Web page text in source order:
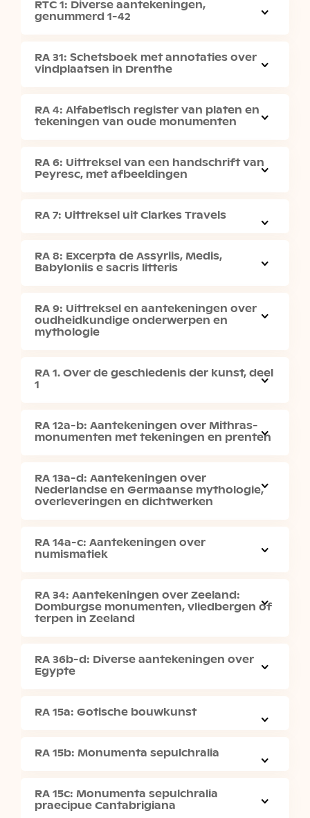
RTC 1: Diverse aantekeningen,
genummerd 1-42
RA 31: Schetsboek met annotaties over
vindplaatsen in Drenthe
RA 4: Alfabetisch register van platen en
tekeningen van oude monumenten
RA 6: Uittreksel van een handschrift van
Peyresc, met afbeeldingen
RA 7: Uittreksel uit Clarkes Travels
RA 8: Excerpta de Assyriis, Medis,
Babyloniis e sacris litteris
RA 9: Uittreksel en aantekeningen over
oudheidkundige onderwerpen en
mythologie
RA 1. Over de geschiedenis der kunst, deel
1
RA 12a-b: Aantekeningen over Mithras-
monumenten met tekeningen en prenten
RA 13a-d: Aantekeningen over
Nederlandse en Germaanse mythologie,
overleveringen en dichtwerken
RA 14a-c: Aantekeningen over
numismatiek
RA 34: Aantekeningen over Zeeland:
Domburgse monumenten, vliedbergen of
terpen in Zeeland
RA 36b-d: Diverse aantekeningen over
Egypte
RA 15a: Gotische bouwkunst
RA 15b: Monumenta sepulchralia
RA 15c: Monumenta sepulchralia
praecipue Cantabrigiana